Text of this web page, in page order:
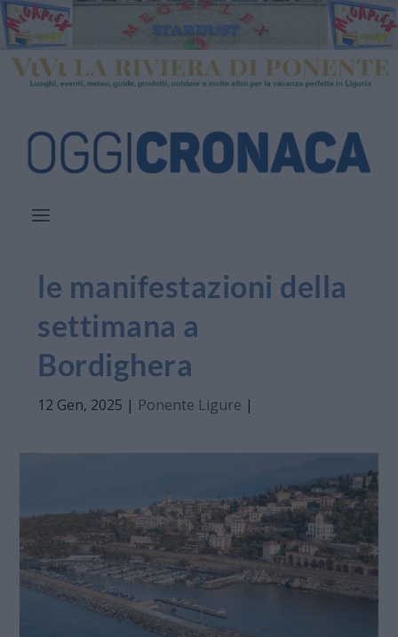
le manifestazioni della
settimana a
Bordighera
12 Gen, 2025 | Ponente Ligure |